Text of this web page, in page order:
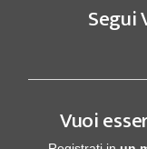
Segui
Vuoi